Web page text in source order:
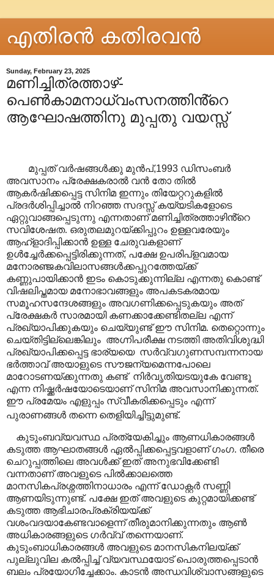
എതിരന്‍ കതിരവന്‍
Sunday, February 23, 2025
മണിച്ചിത്രത്താഴ്-
പെൺകാമനാധ്വംസനത്തിൻ്റെ
ആഘോഷത്തിനു മുപ്പതു വയസ്സ്
മുപ്പത് വർഷങ്ങൾക്കു മുൻപ്,1993 ഡിസംബർ
അവസാനം പ്രേക്ഷകരാൽ വൻ തോ തിൽ
ആകർഷിക്കപ്പെട്ട സിനിമ ഇന്നും തിയേറ്ററുകളിൽ
പ്രദർശിപ്പിച്ചാൽ നിറഞ്ഞ സദസ്സ് കയ്യടികളോടെ
ഏറ്റുവാങ്ങപ്പെടുന്നു എന്നതാണ് മണിച്ചിത്രത്താഴിൻ്റെ
സവിശേഷത. ഒരുതലമുറയ്ക്കിപ്പുറം ഉള്ളവരേയും
ആഹ്ളാദിപ്പിക്കാൻ ഉള്ള ചേരുവകളാണ്
ഉൾച്ചേർക്കപ്പെട്ടിരിക്കുന്നത്, പക്ഷേ ഉപരിപ്ളവമായ
മനോരഞ്ജകവിലാസങ്ങൾക്കപ്പുറത്തേയ്ക്ക്
കണ്ണുപായിക്കാൻ ഇടം കൊടുക്കുന്നില്ല എന്നതു കൊണ്ട്
വിഷലിപ്തമായ മനോഭാവങ്ങളും അപകടകരമായ
സമൂഹസന്ദേശങ്ങളും അവഗണിക്കപ്പെടുകയും അത്
പ്രേക്ഷകർ സാരമായി കണക്കാക്കേണ്ടിതല്ല എന്ന്
പ്രഖ്യാപിക്കുകയും ചെയ്യുണ്ട് ഈ സിനിമ. തെറ്റൊന്നും
ചെയ്തിട്ടില്ലെങ്കിലും അഗ്നിപരീക്ഷ നടത്തി അതിവിശുദ്ധി
പ്രഖ്യാപിക്കപ്പെട്ട ഭാര്യയെ സർവ്വഗുണസമ്പന്നനായ
ഭർത്താവ് അയാളുടെ സൗജന്യമെന്നപോലെ
മാറോടണയ്ക്കുന്നതു കണ്ട് നിർവൃതിയടയുകേ വേണ്ടൂ
എന്ന നിഷ്ക്കർഷയോടെയാണ് സിനിമ അവസാനിക്കുന്നത്.
ഈ പ്രമേയം എളുപ്പം സ്വീകരിക്കപ്പെടും എന്ന്
പുരാണങ്ങൾ തന്നെ തെളിയിച്ചിട്ടുമുണ്ട്.
കുടുംബവ്യവസ്ഥ പ്രത്യേകിച്ചും ആണധികാരങ്ങൾ
കടുത്ത ആഘാതങ്ങൾ ഏൽപ്പിക്കപ്പെട്ടവളാണ് ഗംഗ. തീരെ
ചെറുപ്പത്തിലെ അവൾക്ക് ഇത് അനുഭവിക്കേണ്ടി
വന്നതാണ് അവളുടെ പിൽക്കാലത്തെ
മാനസികപ്രശ്നത്തിനാധാരം എന്ന് ഡോക്റ്റർ സണ്ണി
ആണയിടുന്നുണ്ട്. പക്ഷേ ഇത് അവളുടെ കുറ്റമായിക്കണ്ട്
കടുത്ത ആഭിചാരപ്രക്രിയയ്ക്ക്
വശംവദയാകേണ്ടവാളെന്ന് തീരുമാനിക്കുന്നതും ആൺ
അധികാരങ്ങളുടെ ഗർവ്വ് തന്നെയാണ്.
കുടുംബാധികാരങ്ങൾ അവളുടെ മാനസികനിലയ്ക്ക്
പുല്ലുവില കൽപ്പിച്ച് വ്യവസ്ഥയോട് പൊരുത്തപ്പെടാൻ
ബലം പ്രയോഗിച്ചേക്കാം. കാടൻ അന്ധവിശ്വാസങ്ങളുടെ